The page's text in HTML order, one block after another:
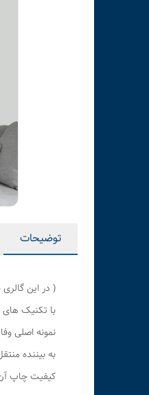
توضیحات
( در این
با تکنیک
نمونه اصلی
به بیننده
کیفیت چاپ